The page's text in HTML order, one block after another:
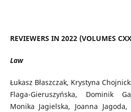
REVIEWERS IN 2022 (VOLUMES
Law
Łukasz Błaszczak, Krystyna
Flaga-Gieruszyńska, Dominik
Monika Jagielska, Joanna